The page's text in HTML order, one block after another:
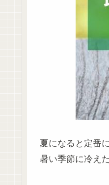
夏になると定番
暑い季節に冷え